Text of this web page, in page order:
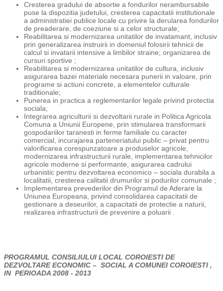
Cresterea gradului de absortie a fondurilor nerambursabile
puse la dispozitia judetului, cresterea capacitatii institutionale
a administratiei publice locale cu privire la derularea fondurilor
de preaderare, de coeziune si a celor structurale;
Reabilitarea si modernizarea unitatilor de invatamant, inclusiv
prin generalizarea instruirii in domeniul folosirii tehnicii de
calcul si invatarii intensive a limbilor straine; organizarea de
cursuri sportive ;
Reabilitarea si modernizarea unitatilor de cultura, inclusiv
asigurarea bazei materiale necesara punerii in valoare, prin
programe si actiuni concrete, a elementelor culturale
traditionale;
Punerea in practica a reglementarilor legale privind protectia
sociala;
Integrarea agriculturii si dezvoltarii rurale in Politica Agricola
Comuna a Uniunii Europene, prin stimularea transformarii
gospodariilor taranesti in ferme familiale cu caracter
comercial, incurajarea parteneriatului public – privat pentru
valorificarea corespunzatoare a produselor agricole,
modernizarea infrastructurii rurale, implementarea tehnicilor
agricole moderne si performante, asigurarea cadrului
urbanistic pentru dezvoltarea economico – sociala durabila a
localitatii, cresterea calitatii drumurilor si podurilor comunale ;
Implementarea prevederilor din Programul de Aderare la
Uniunea Europeana, privind consolidarea capacitatii de
gestionare a deseurilor, a capacitatii de protectie a naturii,
realizarea infrastructurii de prevenire a poluarii .
PROGRAMUL CONSILIULUI LOCAL COROIESTI DE
DEZVOLTARE ECONOMIC – SOCIAL A COMUNEI COROIESTI ,
IN PERIOADA 2008 - 2013